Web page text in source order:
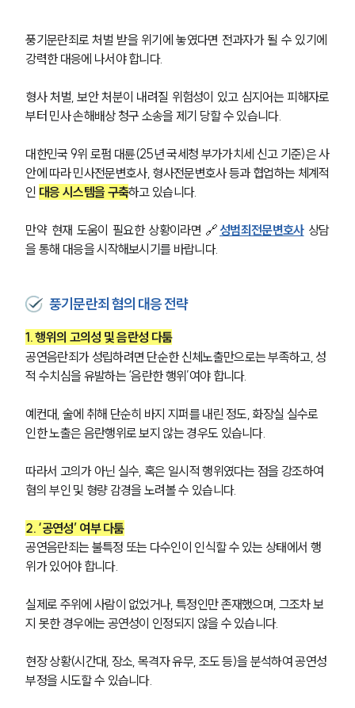
공지사항
법률 블로그
법률서식
뉴스레터/브로슈어
세미나
대륜법률상담예약
대륜법률상담예약
풍기문란죄로 처벌 받을 위기에 놓였다면 전과자가 될 수 있기에
강력한 대응에 나서야 합니다.
형사 처벌, 보안 처분이 내려질 위험성이 있고 심지어는 피해자로
부터 민사 손해배상 청구 소송을 제기 당할 수 있습니다.
대한민국 9위 로펌 대륜(25년 국세청 부가가치세 신고 기준)은 사
안에 따라 민사전문변호사, 형사전문변호사 등과 협업하는 체계적
인 대응 시스템을 구축하고 있습니다.
만약 현재 도움이 필요한 상황이라면 🔗 성범죄전문변호사 상담
을 통해 대응을 시작해보시기를 바랍니다.
풍기문란죄 혐의 대응 전략
1. 행위의 고의성 및 음란성 다툼
공연음란죄가 성립하려면 단순한 신체노출만으로는 부족하고, 성
적 수치심을 유발하는 ‘음란한 행위’여야 합니다.
예컨대, 술에 취해 단순히 바지 지퍼를 내린 정도, 화장실 실수로
인한 노출은 음란행위로 보지 않는 경우도 있습니다.
따라서 고의가 아닌 실수, 혹은 일시적 행위였다는 점을 강조하여
혐의 부인 및 형량 감경을 노려볼 수 있습니다.
2. ‘공연성’ 여부 다툼
공연음란죄는 불특정 또는 다수인이 인식할 수 있는 상태에서 행
위가 있어야 합니다.
실제로 주위에 사람이 없었거나, 특정인만 존재했으며, 그조차 보
지 못한 경우에는 공연성이 인정되지 않을 수 있습니다.
현장 상황(시간대, 장소, 목격자 유무, 조도 등)을 분석하여 공연성
부정을 시도할 수 있습니다.